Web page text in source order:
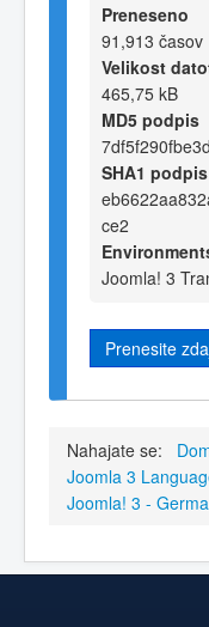
Preneseno
91,913 časov
Velikost
465,75 kB
MD5 podpis
SHA1 podpis
ce2
Joomla! 3
Prenesite
Nahajate se:
Joomla 3
Joomla! 3 -